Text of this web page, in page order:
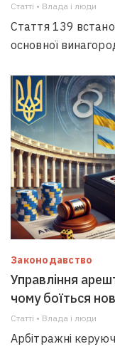
Статті • Влада i люди
Стаття 139
основної
Законодавство
Управління
чому боїться
Статті • Влада i люди
Арбітражні